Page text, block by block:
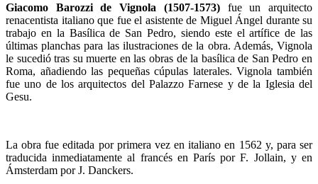
Giacomo Barozzi de Vignola (1507-1573)fue un arquitecto
renacentista italiano que fue el asistente de Miguel Ángel durante su
trabajo en la Basílica de San Pedro, siendo este el artífice de las
últimas planchas para las ilustraciones de la obra. Además, Vignola
le sucedió tras su muerte en las obras de la basílica de San Pedro en
Roma, añadiendo las pequeñas cúpulas laterales. Vignola también
fue uno de los arquitectos del Palazzo Farnese y de la Iglesia del
Gesu.
La obra fue editada por primera vez en italiano en 1562 y, para ser
traducida inmediatamente al francés en París por F. Jollain, y en
Ámsterdam por J. Danckers.